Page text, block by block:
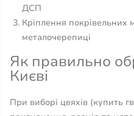
ДСП
Кріплення покрівельних
металочерепиці
Як правильно
Києві
При виборі цвяхів (купить